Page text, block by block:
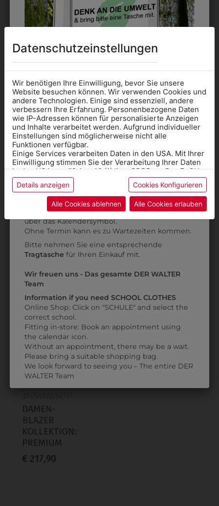
DAS KÖNNTE IHNEN
AUCH GEFALLEN
9DGW0749580
STRESEMANN
GLENCHECK
ZULETZT ANGESEHEN
DAMEN-
BLAZER
KOLLEKTION:
PREMIUM
€ 217,90
Datenschutzeinstellungen
Wir benötigen Ihre Einwilligung, bevor Sie unsere
Website besuchen können. Wir verwenden Cookies und
andere Technologien. Einige sind essenziell, andere
verbessern Ihre Erfahrung. Personenbezogene Daten
wie IP-Adressen können für personalisierte Anzeigen
und Inhalte verarbeitet werden. Aufgrund individueller
Einstellungen sind möglicherweise nicht alle
Funktionen verfügbar.
Einige Services verarbeiten Daten in den USA. Mit Ihrer
Einwilligung stimmen Sie der Verarbeitung Ihrer Daten
in den USA gemäß Art. 49 (1) lit. a GDPR zu. Der EuGH
stuft die USA als Land mit unzureichendem Datenschutz
ein, und es besteht das Risiko, dass US-Behörden
Daten ohne Klagemöglichkeit für Europäer überwachen.
Datenschutzerklärungbzw. im
Details anzeigen Cookies Konfigurieren
Alle Cookies ablehnen Alle Cookies erlauben
Informationen wenn Sie
Kleidung
für die SCHULE
benötigen
Online Shop: Klick auf SCHULE in der
Kategorie und die richtige Schule auswählen.
AnprobeVorort im Geschäft: Termin buchen
über das Kalendersymbol.
Ohne Termin kann es zu Wartezeiten kommen.
Bitte nehmen Sie eine entsprechende
Tragtasche für Ihren Einkauf mit.
Wir freuen uns - Das gesamte DER WALTER
Team
Information if you need SCHOOL CLOTHES
Online Shop: Click on "SCHULE" and select the
correct school.
Fitting in-store: Book an appointment using
the calendar icon.
Without an appointment, there may be a wait.
Please bring a suitable shopping bag.
We look forward to seeing you – The entire DER
WALTER Team